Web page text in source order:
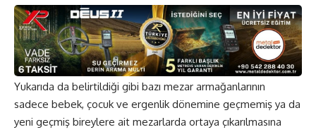
Yukarıda da belirtildiği gibi bazı mezar armağanlarının
sadece bebek, çocuk ve ergenlik dönemine geçmemiş ya da
yeni geçmiş bireylere ait mezarlarda ortaya çıkarılmasına